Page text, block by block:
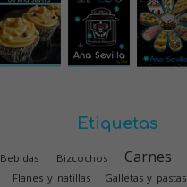
Etiquetas
Bebidas Bizcochos Carnes
Flanes y natillas Galletas y pastas